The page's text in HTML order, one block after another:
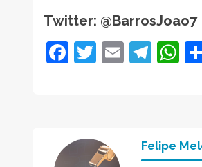
Twitter: @BarrosJoao7
Facebook
Twitter
Email
Felipe